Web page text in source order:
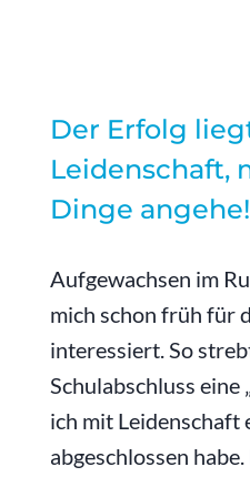
Der Erfolg
Leidenschaft,
Dinge angehe!
Aufgewachsen im
mich schon früh für
interessiert. So
Schulabschluss eine
ich mit Leidenschaft
abgeschlossen